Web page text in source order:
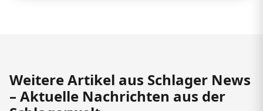
Weitere Artikel aus Schlager News
– Aktuelle Nachrichten aus der